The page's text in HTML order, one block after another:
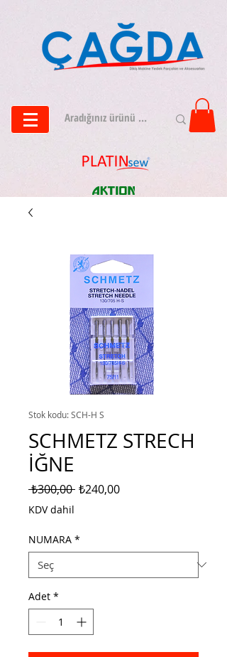
Stok kodu: SCH-H S
SCHMETZ STRECH
İĞNE
₺300,00 Normal
₺240,00İndirimli
KDV dahil
NUMARA *
Adet *